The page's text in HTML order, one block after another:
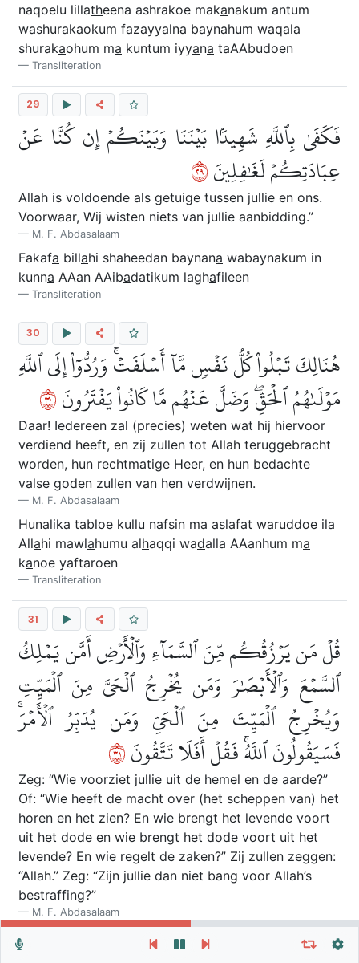
naqoelu lillatheena ashrakoe makanakum antum
washurakaokum fazayyalna baynahum waqala
shurakaohum ma kuntum iyyana taAAbudoen
Transliteration
29
فَكَفَىٰ بِٱللَّهِ شَهِيدَۢا بَيۡنَنَا وَبَيۡنَكُمۡ إِن كُنَّا عَنۡ
عِبَادَتِكُمۡ لَغَٰفِلِينَ٩٢
Allah is voldoende als getuige tussen jullie en ons.
Voorwaar, Wij wisten niets van jullie aanbidding.”
M. F. Abdasalaam
Fakafa billahi shaheedan baynana wabaynakum in
kunna AAan AAibadatikum laghafileen
Transliteration
30
هُنَالِكَ تَبۡلُواْ كُلُّ نَفۡسٖ مَّآ أَسۡلَفَتۡۚ وَرُدُّوٓاْ إِلَى ٱللَّهِ
مَوۡلَىٰهُمُ ٱلۡحَقِّۖ وَضَلَّ عَنۡهُم مَّا كَانُواْ يَفۡتَرُونَ٠٣
Daar! Iedereen zal (precies) weten wat hij hiervoor
verdiend heeft, en zij zullen tot Allah teruggebracht
worden, hun rechtmatige Heer, en hun bedachte
valse goden zullen van hen verdwijnen.
M. F. Abdasalaam
Hunalika tabloe kullu nafsin ma aslafat waruddoe ila
Allahi mawlahumu alhaqqi wadalla AAanhum ma
kanoe yaftaroen
Transliteration
31
قُلۡ مَن يَرۡزُقُكُم مِّنَ ٱلسَّمَآءِ وَٱلۡأَرۡضِ أَمَّن يَمۡلِكُ
ٱلسَّمۡعَ وَٱلۡأَبۡصَٰرَ وَمَن يُخۡرِجُ ٱلۡحَيَّ مِنَ ٱلۡمَيِّتِ
وَيُخۡرِجُ ٱلۡمَيِّتَ مِنَ ٱلۡحَيِّ وَمَن يُدَبِّرُ ٱلۡأَمۡرَۚ
فَسَيَقُولُونَ ٱللَّهُۚ فَقُلۡ أَفَلَا تَتَّقُونَ١٣
Zeg: “Wie voorziet jullie uit de hemel en de aarde?”
Of: “Wie heeft de macht over (het scheppen van) het
horen en het zien? En wie brengt het levende voort
uit het dode en wie brengt het dode voort uit het
levende? En wie regelt de zaken?” Zij zullen zeggen:
“Allah.” Zeg: “Zijn jullie dan niet bang voor Allah’s
bestraffing?”
M. F. Abdasalaam
Qul man yarzuqukum mina assam
yamliku assamAAa walab sa ra waman yukhriju